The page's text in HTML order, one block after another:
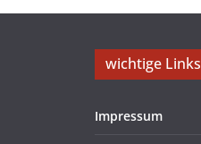
wichtige Links
Impressum